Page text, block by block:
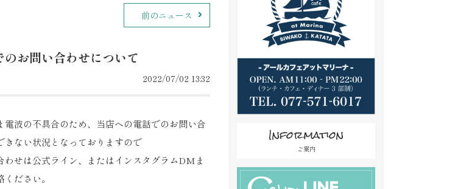
前のニュース
のお問い合わせについて
2022/07/02 13:32
電波の不具合のため、当店への電話でのお問い合
きない状況となっておりますので
わせは公式ライン、またはインスタグラムDMま
ださい。
Information
ご案内